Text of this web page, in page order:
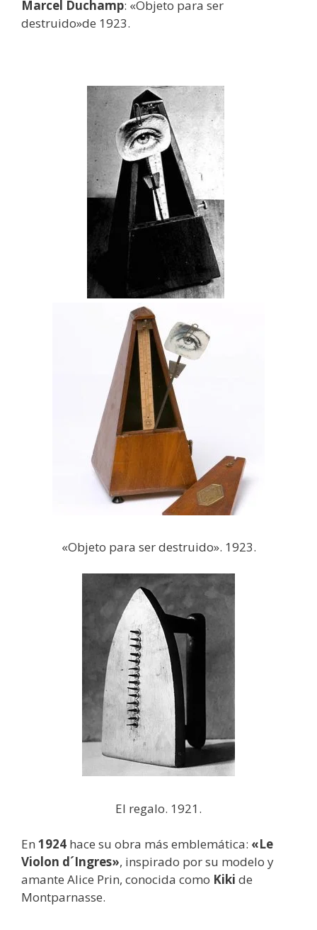
Marcel Duchamp: «Objeto para ser
destruido»de 1923.
«Objeto para ser destruido». 1923.
El regalo. 1921.
En 1924 hace su obra más emblemática: «Le
Violon d´Ingres», inspirado por su modelo y
amante Alice Prin, conocida como Kiki de
Montparnasse.